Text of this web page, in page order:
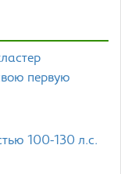
первую
100-130 л.с.